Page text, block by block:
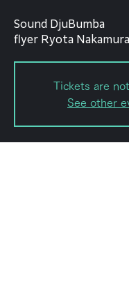
Sound DjuBumba
flyer Ryota Nakamura
Tickets are
See other